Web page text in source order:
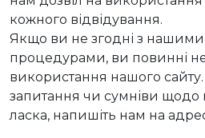
кожного відвідування.
Якщо ви не згодні з
процедурами, ви повинні
використання нашого
запитання чи сумніви щодо
ласка, напишіть нам на